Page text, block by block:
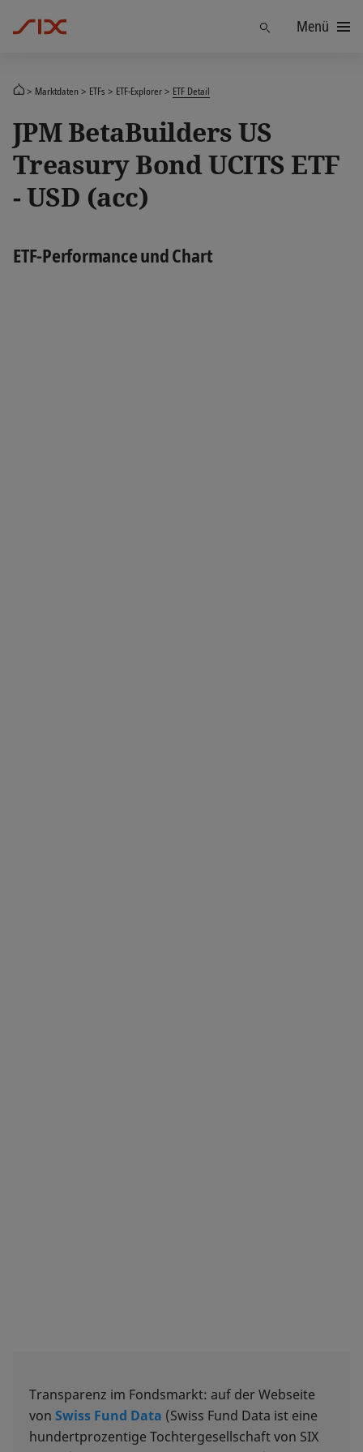
FindenMenü
Marktdaten ETFs ETF-Explorer ETF Detail
JPM BetaBuilders US
Treasury Bond UCITS ETF
- USD (acc)
ETF-Performance und Chart
Transparenz im Fondsmarkt: auf der Webseite
von Swiss Fund Data (Swiss Fund Data ist eine
hundertprozentige Tochtergesellschaft von SIX